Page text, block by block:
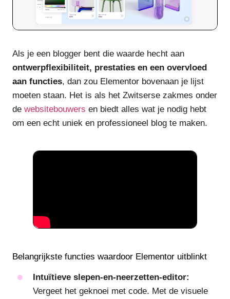
Als je een blogger bent die waarde hecht aan
ontwerpflexibiliteit, prestaties en een overvloed
aan functies, dan zou Elementor bovenaan je lijst
moeten staan. Het is als het Zwitserse zakmes onder
de websitebouwers en biedt alles wat je nodig hebt
om een echt uniek en professioneel blog te maken.
Belangrijkste functies waardoor Elementor uitblinkt
Intuïtieve slepen-en-neerzetten-editor:
Vergeet het geknoei met code. Met de visuele